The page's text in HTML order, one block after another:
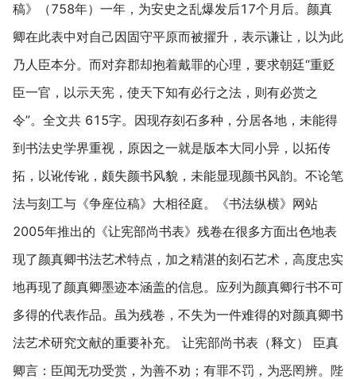
稿》（758年）一年，为安史之乱爆发后17个月后。颜真
卿在此表中对自己因固守平原而被擢升，表示谦让，以为此
乃人臣本分。而对弃郡却抱着戴罪的心理，要求朝廷“重贬
臣一官，以示天宪，使天下知有必行之法，则有必赏之
令”。全文共 615字。因现存刻石多种，分居各地，未能得
到书法史学界重视，原因之一就是版本大同小异，以拓传
拓，以讹传讹，颇失颜书风貌，未能显现颜书风韵。不论笔
法与刻工与《争座位稿》大相径庭。《书法纵横》网站
2005年推出的《让宪部尚书表》残卷在很多方面出色地表
现了颜真卿书法艺术特点，加之精湛的刻石艺术，高度忠实
地再现了颜真卿墨迹本涵盖的信息。应列为颜真卿行书不可
多得的代表作品。虽为残卷，不失为一件难得的对颜真卿书
法艺术研究文献的重要补充。 让宪部尚书表（释文） 臣真
卿言：臣闻无功受赏，为善不劝；有罪不罚，为恶罔辨。陛